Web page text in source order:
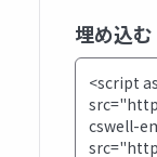
埋め込む